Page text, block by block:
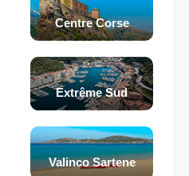
Centre Corse
Extrême Sud
Valinco Sartene